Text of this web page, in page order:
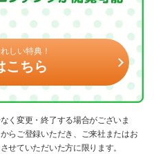
しい特典！
こちら
く変更・終了する場合がございま
らご登録いただき、ご来社またはお
せていただいた方に限ります。